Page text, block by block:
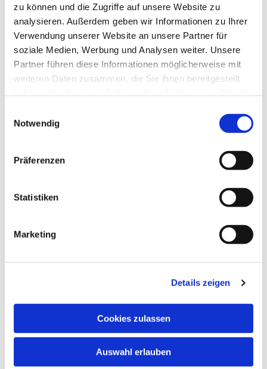
zu können und die Zugriffe auf unsere Website zu
analysieren. Außerdem geben wir Informationen zu Ihrer
Verwendung unserer Website an unsere Partner für
soziale Medien, Werbung und Analysen weiter. Unsere
Partner führen diese Informationen möglicherweise mit
weiteren Daten zusammen, die Sie ihnen bereitgestellt
Notwendig
Präferenzen
Statistiken
Marketing
Details zeigen
Cookies zulassen
Auswahl erlauben